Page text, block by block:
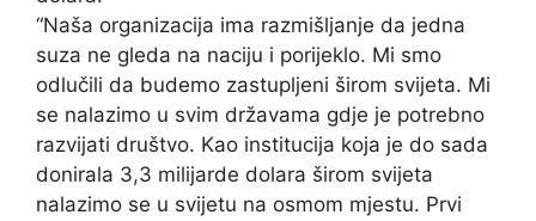
“Naša organizacija ima razmišljanje da jedna
suza ne gleda na naciju i porijeklo. Mi smo
odlučili da budemo zastupljeni širom svijeta. Mi
se nalazimo u svim državama gdje je potrebno
razvijati društvo. Kao institucija koja je do sada
donirala 3,3 milijarde dolara širom svijeta
nalazimo se u svijetu na osmom mjestu. Prvi